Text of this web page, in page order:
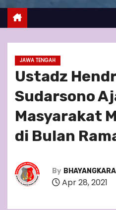
JAWA TENGAH
Ustadz
Sudarsono
Masyarakat
di Bulan
By
Apr 28, 2021